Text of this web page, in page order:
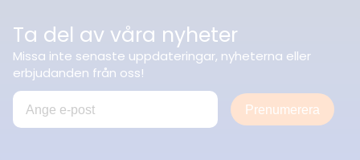
Ta del av våra nyheter
Missa inte senaste uppdateringar, nyheterna eller
erbjudanden från oss!
Prenumerera